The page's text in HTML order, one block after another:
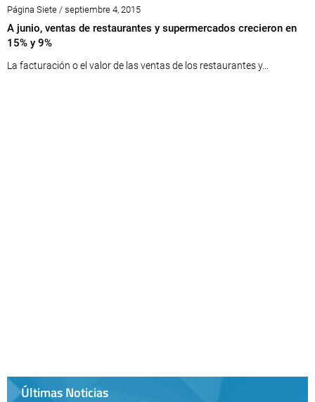
Página Siete / septiembre 4, 2015
A junio, ventas de restaurantes y supermercados crecieron en
15% y 9%
La facturación o el valor de las ventas de los restaurantes y...
Últimas Noticias